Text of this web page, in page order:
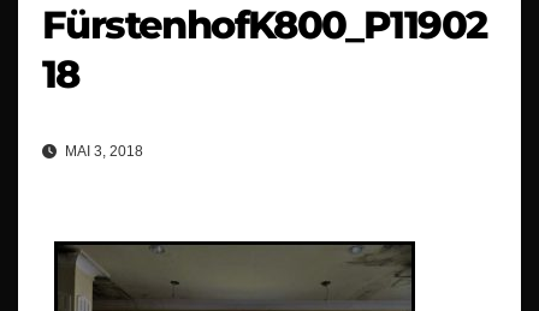
FürstenhofK800_P11902
18
MAI 3, 2018